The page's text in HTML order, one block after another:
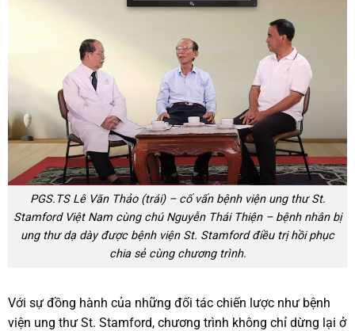
PGS.TS Lê Văn Thảo (trái) – cố vấn bệnh viện ung thư St.
Stamford Việt Nam cùng chú Nguyễn Thái Thiện – bệnh nhân bị
ung thư dạ dày được bệnh viện St. Stamford điều trị hồi phục
chia sẻ cùng chương trình.
Với sự đồng hành của những đối tác chiến lược như bệnh
viện ung thư St. Stamford, chương trình không chỉ dừng lại ở